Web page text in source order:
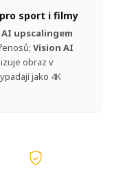
sport i filmy
AI upscalingem
Vision AI
obraz v
jako 4K